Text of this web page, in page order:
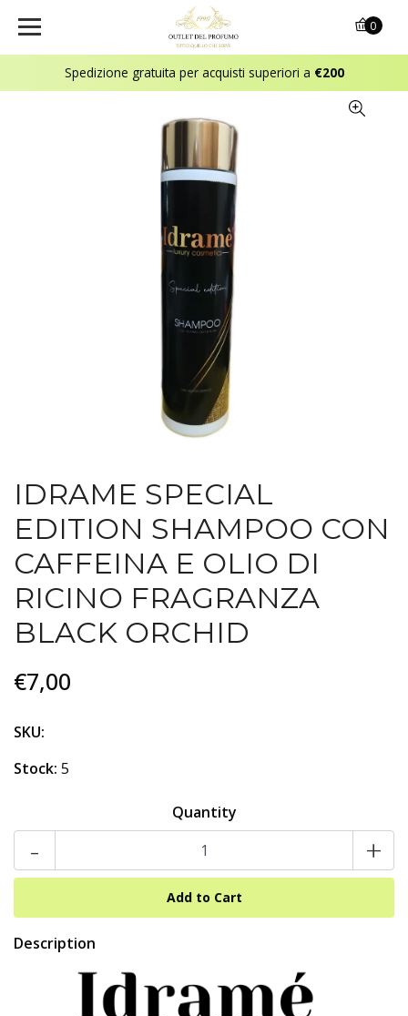
Spedizione gratuita per acquisti superiori a €200
0
IDRAME SPECIAL
EDITION SHAMPOO CON
CAFFEINA E OLIO DI
RICINO FRAGRANZA
BLACK ORCHID
€7,00
SKU:
Stock: 5
Quantity
- +
Description